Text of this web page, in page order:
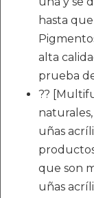
hasta
alta
prueba
??
uñas
que son
uñas